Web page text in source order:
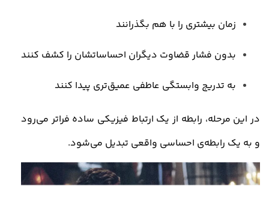
زمان بیشتری را با هم بگذرانند
بدون فشار قضاوت دیگران احساساتشان را کشف کنند
به‌ تدریج وابستگی عاطفی عمیق‌تری پیدا کنند
در این مرحله، رابطه از یک ارتباط فیزیکی ساده فراتر می‌رود
و به یک رابطه‌ی احساسی واقعی تبدیل می‌شود.